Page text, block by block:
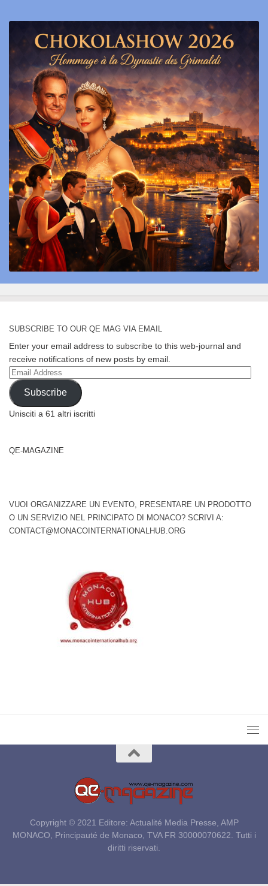
SUBSCRIBE TO OUR QE MAG VIA EMAIL
Enter your email address to subscribe to this web-journal and
receive notifications of new posts by email.
Email
Address
Subscribe
Unisciti a 61 altri iscritti
QE-MAGAZINE
VUOI ORGANIZZARE UN EVENTO, PRESENTARE UN PRODOTTO
O UN SERVIZIO NEL PRINCIPATO DI MONACO? SCRIVI A:
CONTACT@MONACOINTERNATIONALHUB.ORG
Copyright © 2021 Editore: Actualité Media Presse, AMP
MONACO, Principauté de Monaco, TVA FR 30000070622. Tutti i
diritti riservati.